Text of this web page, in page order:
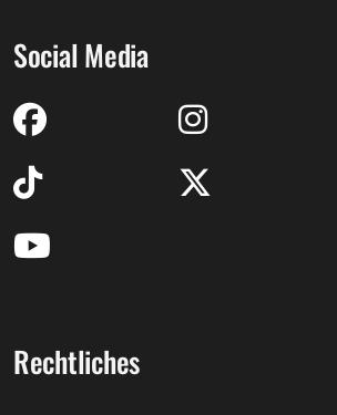
Social Media
Rechtliches